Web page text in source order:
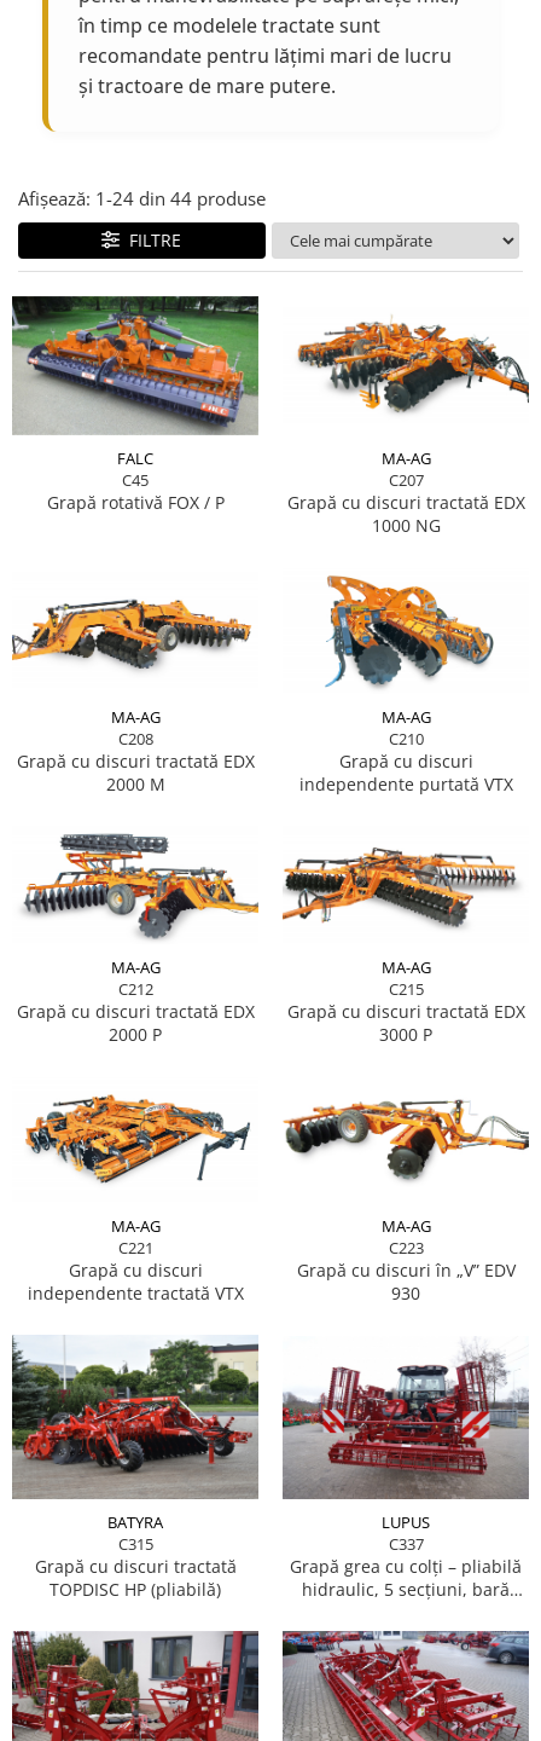
în timp ce modelele tractate sunt
recomandate pentru lățimi mari de lucru
și tractoare de mare putere.
Afișează: 1-24 din 44 produse
FILTRE
FALC
C45
Grapă rotativă FOX / P
MA-AG
C207
Grapă cu discuri tractată EDX
1000 NG
MA-AG
C208
Grapă cu discuri tractată EDX
2000 M
MA-AG
C210
Grapă cu discuri
independente purtată VTX
MA-AG
C212
Grapă cu discuri tractată EDX
2000 P
MA-AG
C215
Grapă cu discuri tractată EDX
3000 P
MA-AG
C221
Grapă cu discuri
independente tractată VTX
MA-AG
C223
Grapă cu discuri în „V” EDV
930
BATYRA
C315
Grapă cu discuri tractată
TOPDISC HP (pliabilă)
LUPUS
C337
Grapă grea cu colți – pliabilă
hidraulic, 5 secțiuni, bară